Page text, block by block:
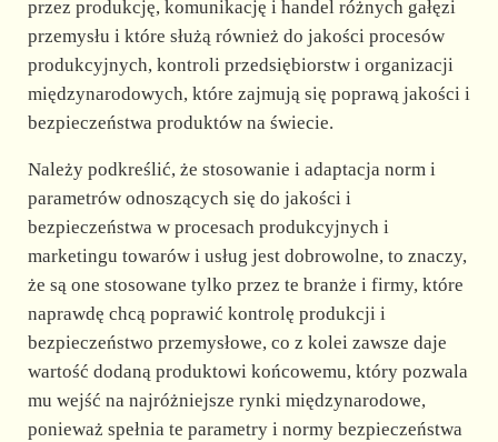
przez produkcję, komunikację i handel różnych gałęzi
przemysłu i które służą również do jakości procesów
produkcyjnych, kontroli przedsiębiorstw i organizacji
międzynarodowych, które zajmują się poprawą jakości i
bezpieczeństwa produktów na świecie.
Należy podkreślić, że stosowanie i adaptacja norm i
parametrów odnoszących się do jakości i
bezpieczeństwa w procesach produkcyjnych i
marketingu towarów i usług jest dobrowolne, to znaczy,
że są one stosowane tylko przez te branże i firmy, które
naprawdę chcą poprawić kontrolę produkcji i
bezpieczeństwo przemysłowe, co z kolei zawsze daje
wartość dodaną produktowi końcowemu, który pozwala
mu wejść na najróżniejsze rynki międzynarodowe,
ponieważ spełnia te parametry i normy bezpieczeństwa